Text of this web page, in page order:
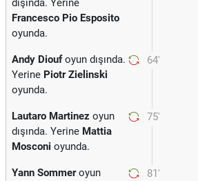
dışında. Yerine
Francesco Pio Esposito
oyunda.
64'
Andy Dioufoyun dışında.
Yerine Piotr Zielinski
oyunda.
75'
Lautaro Martinez oyun
dışında. Yerine Mattia
Mosconi oyunda.
81'
Yann Sommeroyun